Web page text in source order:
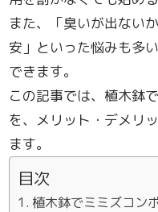
また、「臭いが出ない
安」といった悩みも多
できます。
この記事では、植木鉢
を、メリット・デメリ
ます。
目次
植木鉢でミミズコン